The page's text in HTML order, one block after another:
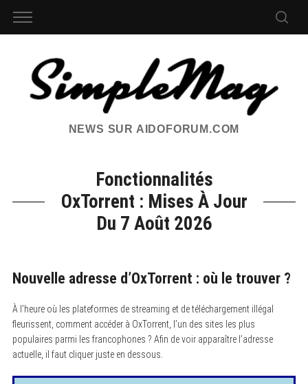
NEWS SUR AIDOFORUM.COM
Fonctionnalités
OxTorrent : Mises À Jour
Du 7 Août 2026
Nouvelle adresse d’OxTorrent : où le trouver ?
À l’heure où les plateformes de streaming et de téléchargement illégal
fleurissent, comment accéder à OxTorrent, l’un des sites les plus
populaires parmi les francophones ? Afin de voir apparaître l’adresse
actuelle, il faut cliquer juste en dessous.